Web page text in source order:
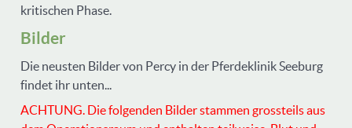
kritischen Phase.
Bilder
Die neusten Bilder von Percy in der Pferdeklinik Seeburg
findet ihr unten...
ACHTUNG. Die folgenden Bilder stammen grossteils aus